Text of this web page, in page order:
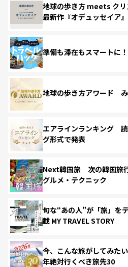
地球の歩き方 meets ク
最新作『オデュッセイア』
準備も滞在もスマートに
地球の歩き方アワード み
エアラインランキング
グ形式で発表
Next韓国旅 次の韓国旅
グルメ・テクニック
旬な“あの人”が「旅」を
載 MY TRAVEL STORY
今、こんな旅がしてみた
年絶対行くべき旅先30